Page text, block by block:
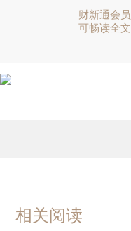
财新通会员
可畅读全文
相关阅读